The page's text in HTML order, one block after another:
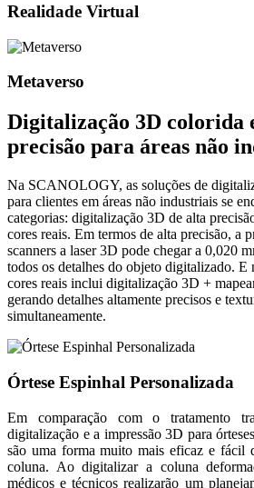
Realidade Virtual
Metaverso
Digitalização 3D colorida
precisão para áreas não
Na SCANOLOGY, as soluções de
para clientes em áreas não industriais se
categorias: digitalização 3D de alta
cores reais. Em termos de alta precisão, a
scanners a laser 3D pode chegar a 0,020
todos os detalhes do objeto digitalizado. E
cores reais inclui digitalização 3D +
gerando detalhes altamente precisos e
simultaneamente.
Órtese Espinhal Personalizada
Em comparação com o tratamento
digitalização e a impressão 3D para
são uma forma muito mais eficaz e fácil
coluna. Ao digitalizar a coluna
médicos e técnicos realizarão um